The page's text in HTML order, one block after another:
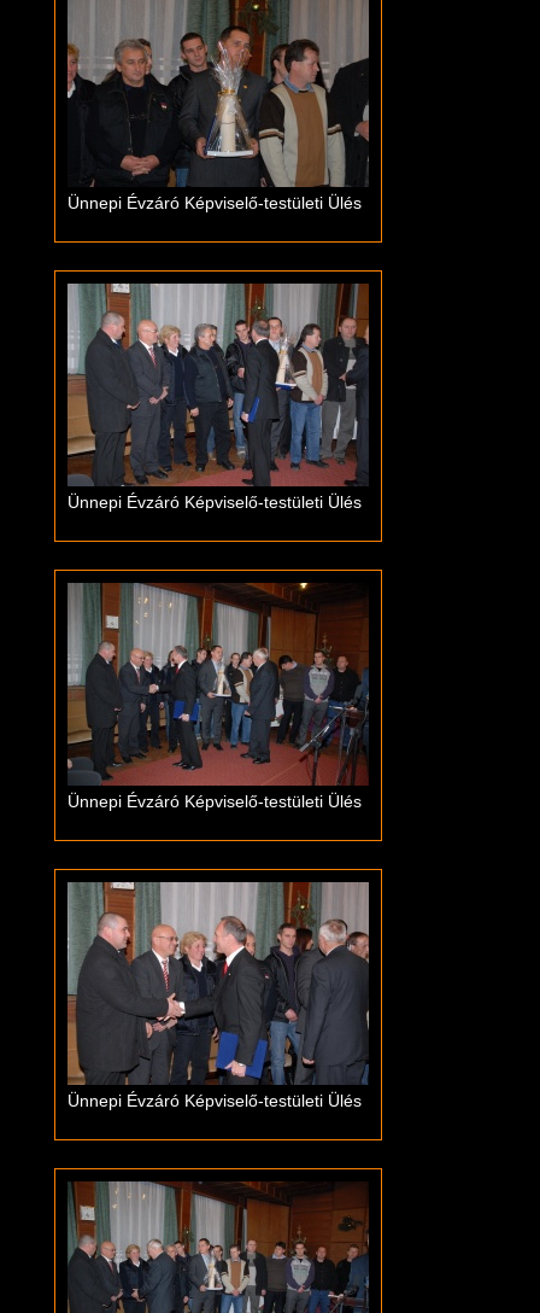
Ünnepi Évzáró Képviselő-testületi Ülés
Ünnepi Évzáró Képviselő-testületi Ülés
Ünnepi Évzáró Képviselő-testületi Ülés
Ünnepi Évzáró Képviselő-testületi Ülés